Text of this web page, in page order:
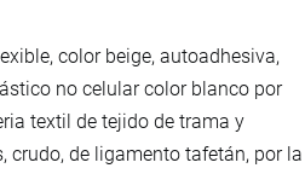
color beige, autoadhesiva,
no celular color blanco por
textil de tejido de trama y
crudo, de ligamento tafetán, por la